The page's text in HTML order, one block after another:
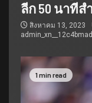
ลีก 50 นาทีส
สิงหาคม 13, 2023
1 min read